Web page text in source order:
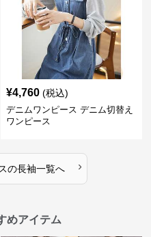
¥4,760 (税込)
デニムワンピース デニム切替え
ワンピース
の長袖一覧へ ›
めアイテム